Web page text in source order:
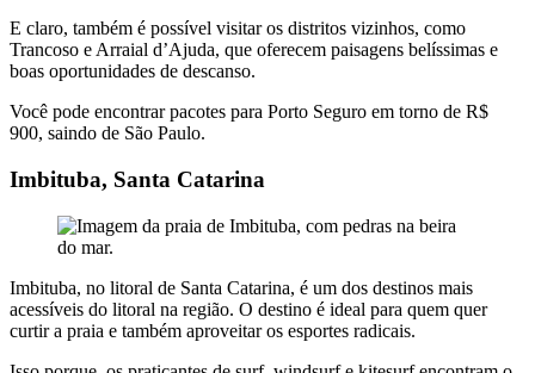
E claro, também é possível visitar os distritos vizinhos, como
Trancoso e Arraial d’Ajuda, que oferecem paisagens belíssimas e
boas oportunidades de descanso.
Você pode encontrar pacotes para Porto Seguro em torno de R$
900, saindo de São Paulo.
Imbituba, Santa Catarina
Imbituba, no litoral de Santa Catarina, é um dos destinos mais
acessíveis do litoral na região. O destino é ideal para quem quer
curtir a praia e também aproveitar os esportes radicais.